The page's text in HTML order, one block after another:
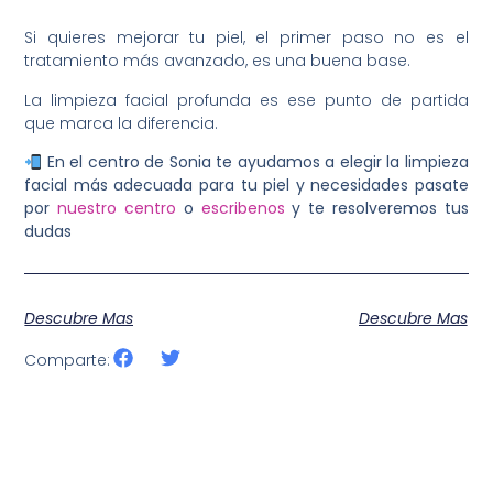
Si quieres mejorar tu piel, el primer paso no es el
tratamiento más avanzado, es una buena base.
La limpieza facial profunda es ese punto de partida
que marca la diferencia.
En el centro de Sonia te ayudamos a elegir la limpieza
facial más adecuada para tu piel y necesidades pasate
pornuestro centro o escribenosy te resolveremos tus
dudas
Descubre Mas
Descubre Mas
Comparte: